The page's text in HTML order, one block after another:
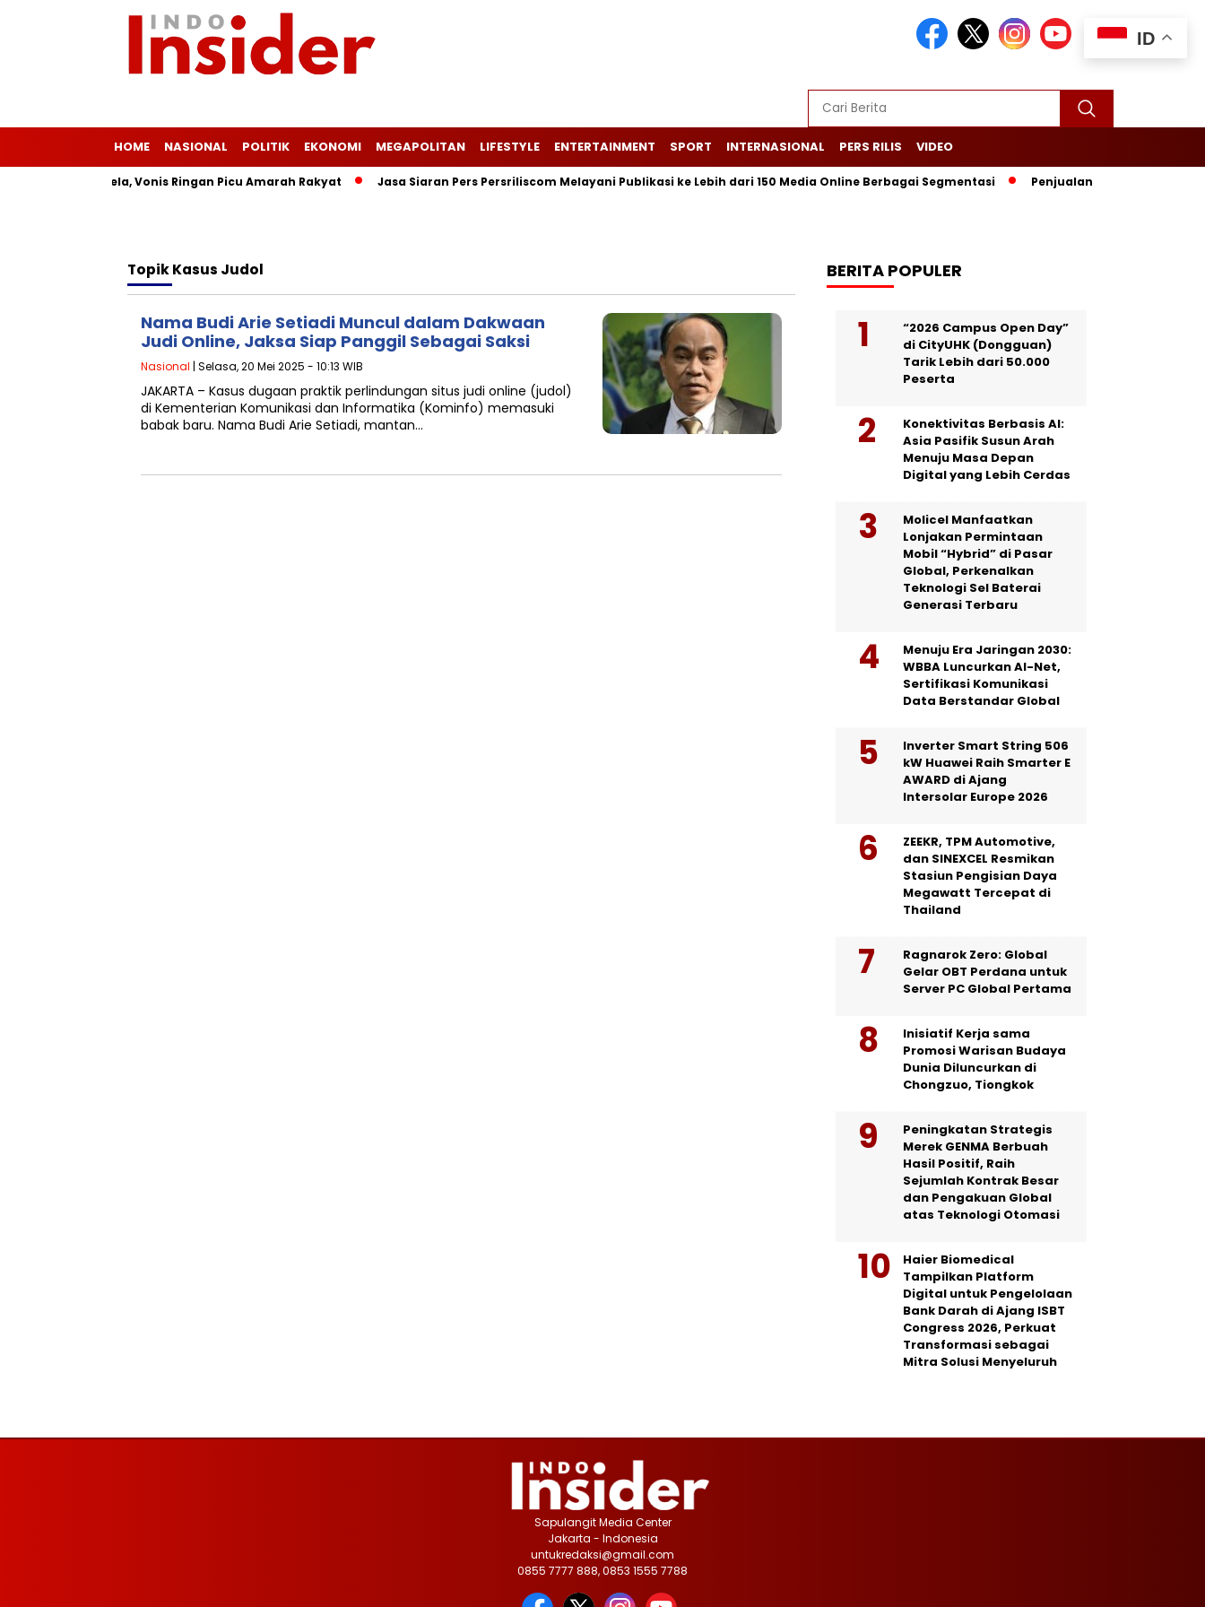
HOME NASIONAL POLITIK EKONOMI MEGAPOLITAN LIFESTYLE ENTERTAINMENT SPORT INTERNASIONAL PERS RILIS VIDEO
Masih Merajalela, Vonis Ringan Picu Amarah Rakyat Jasa Siaran Pers Persriliscom Melayani Publikasi ke Lebih dari 150 Media Online Berbagai Segmentasi Penjualan Anjlok, Coca Cola
TopikKasus Judol
Nama Budi Arie Setiadi Muncul dalam Dakwaan
Judi Online, Jaksa Siap Panggil Sebagai Saksi
Nasional | Selasa, 20 Mei 2025 - 10:13 WIB
JAKARTA – Kasus dugaan praktik perlindungan situs judi online (judol)
di Kementerian Komunikasi dan Informatika (Kominfo) memasuki
babak baru. Nama Budi Arie Setiadi, mantan…
BERITA POPULER
“2026 Campus Open Day”
di CityUHK (Dongguan)
Tarik Lebih dari 50.000
Peserta
Konektivitas Berbasis AI:
Asia Pasifik Susun Arah
Menuju Masa Depan
Digital yang Lebih Cerdas
Molicel Manfaatkan
Lonjakan Permintaan
Mobil “Hybrid” di Pasar
Global, Perkenalkan
Teknologi Sel Baterai
Generasi Terbaru
Menuju Era Jaringan 2030:
WBBA Luncurkan AI-Net,
Sertifikasi Komunikasi
Data Berstandar Global
Inverter Smart String 506
kW Huawei Raih Smarter E
AWARD di Ajang
Intersolar Europe 2026
ZEEKR, TPM Automotive,
dan SINEXCEL Resmikan
Stasiun Pengisian Daya
Megawatt Tercepat di
Thailand
Ragnarok Zero: Global
Gelar OBT Perdana untuk
Server PC Global Pertama
Inisiatif Kerja sama
Promosi Warisan Budaya
Dunia Diluncurkan di
Chongzuo, Tiongkok
Peningkatan Strategis
Merek GENMA Berbuah
Hasil Positif, Raih
Sejumlah Kontrak Besar
dan Pengakuan Global
atas Teknologi Otomasi
Haier Biomedical
Tampilkan Platform
Digital untuk Pengelolaan
Bank Darah di Ajang ISBT
Congress 2026, Perkuat
Transformasi sebagai
Mitra Solusi Menyeluruh
ID
Sapulangit Media Center
Jakarta - Indonesia
untukredaksi@gmail.com
0855 7777 888, 0853 1555 7788